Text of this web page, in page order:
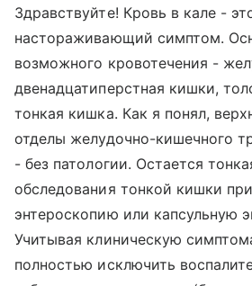
Здравствуйте! Кровь в кале -
настораживающий симптом.
возможного кровотечения -
двенадцатиперстная кишки,
тонкая кишка. Как я понял,
отделы желудочно-кишечного
- без патологии. Остается
обследования тонкой кишки
энтероскопию или капсульную
Учитывая клиническую
полностью исключить